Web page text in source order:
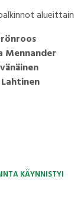
alueittain
Mennander
KÄYNNISTYI